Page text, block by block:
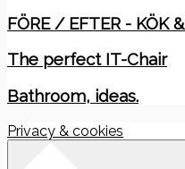
FÖRE / EFTER - KÖK
The perfect IT-Chair
Bathroom, ideas.
Privacy & cookies